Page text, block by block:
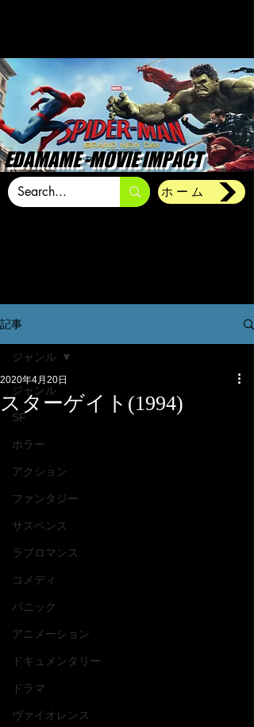
EDAMAME -MOVIE IMPACT
ホーム
記事
ジャンル
SF
ホラー
アクション
ファンタジー
サスペンス
ラブロマンス
コメディ
パニック
アニメーション
ドキュメンタリー
ドラマ
ヴァイオレンス
ジャンル
スターゲイト(1994)
2020年4月20日